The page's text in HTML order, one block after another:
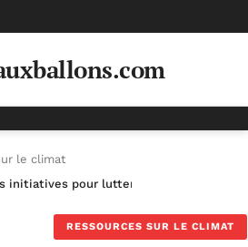
le climat
initiatives pour lutter contre le
RESSOURCES SUR LE CLIMAT